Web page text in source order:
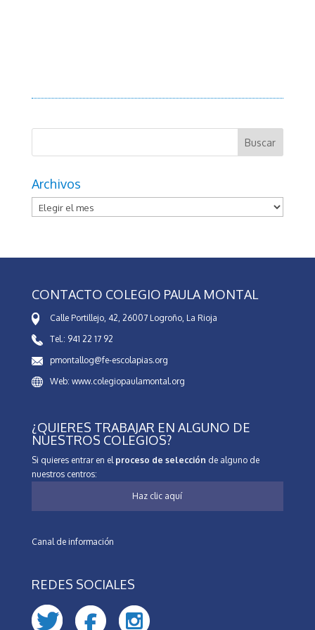
Archivos
Archivos
CONTACTO COLEGIO PAULA MONTAL
Calle Portillejo, 42, 26007 Logroño, La Rioja
Tel.: 941 22 17 92
pmontallog@fe-escolapias.org
Web: www.colegiopaulamontal.org
¿QUIERES TRABAJAR EN ALGUNO DE
NUESTROS COLEGIOS?
Si quieres entrar en el proceso de selección de alguno de
nuestros centros:
Haz clic aquí
Canal de información
REDES SOCIALES